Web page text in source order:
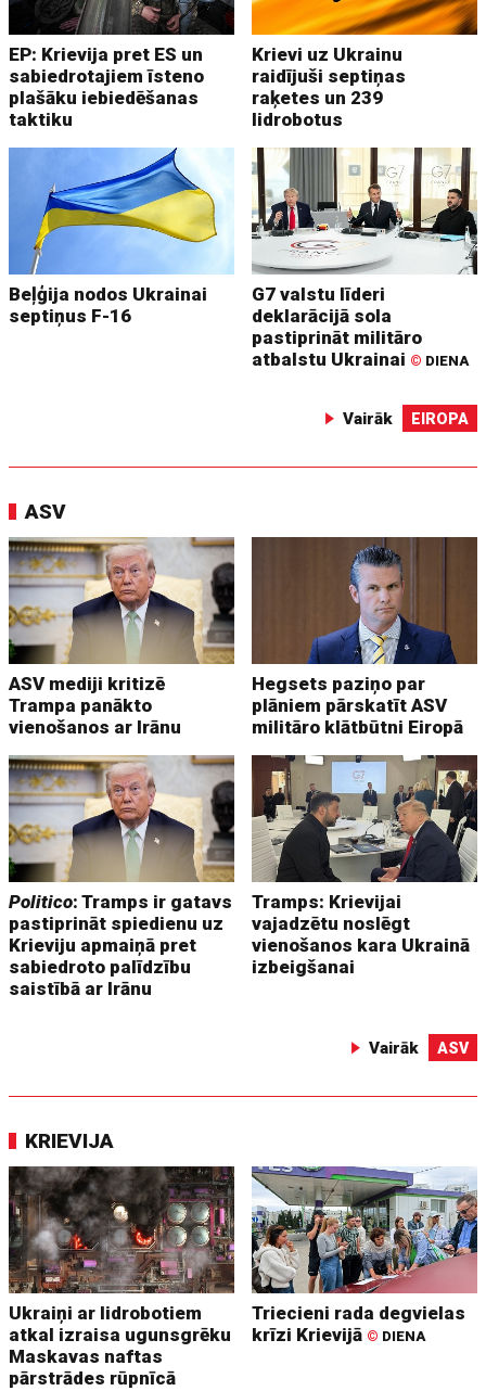
EP: Krievija pret ES un
sabiedrotajiem īsteno
plašāku iebiedēšanas
taktiku
Krievi uz Ukrainu
raidījuši septiņas
raķetes un 239
lidrobotus
Beļģija nodos Ukrainai
septiņus F-16
G7 valstu līderi
deklarācijā sola
pastiprināt militāro
atbalstu Ukrainai © DIENA
Vairāk EIROPA
ASV
ASV mediji kritizē
Trampa panākto
vienošanos ar Irānu
Hegsets paziņo par
plāniem pārskatīt ASV
militāro klātbūtni Eiropā
Politico: Tramps ir gatavs
pastiprināt spiedienu uz
Krieviju apmaiņā pret
sabiedroto palīdzību
saistībā ar Irānu
Tramps: Krievijai
vajadzētu noslēgt
vienošanos kara Ukrainā
izbeigšanai
Vairāk ASV
KRIEVIJA
Ukraiņi ar lidrobotiem
atkal izraisa ugunsgrēku
Maskavas naftas
pārstrādes rūpnīcā
Triecieni rada degvielas
krīzi Krievijā © DIENA